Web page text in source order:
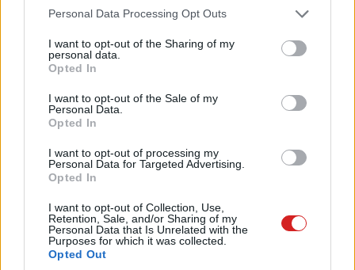
Please note that this website/app uses one or more Google
not limited to your visit or usage behaviour. You may click to
grant or deny consent to Google and its third-party tags to
use your data for below specified purposes in below Google
consent section.
Personal Data Processing Opt Outs
I want to opt-out of the Sharing of my
personal data.
Opted In
I want to opt-out of the Sale of my
Personal Data.
Opted In
I want to opt-out of processing my
Personal Data for Targeted Advertising.
Opted In
I want to opt-out of Collection, Use,
Retention, Sale, and/or Sharing of my
Personal Data that Is Unrelated with the
Purposes for which it was collected.
Opted Out
változatot.
Az M3 Ultra az Apple UltraFusion architektúráját
használja, amely két M3 Max chipet köt össze 10 000
lehetővé teszi, hogy a chipek egyetlen egységként
működjenek, ami jelentős teljesítménynövekedést
M3 Ultra az M2 Ultra teljesítményének másfélszeresét,
az M1 Ultra teljesítményének pedig akár 2,6-szorosát
nyújtja, így jó választás olyan feladatokra, mint a 3D
renderelés és a játék. Az új GPU olyan fejlett funkciókat
is tartalmaz, mint a dinamikus gyorsítótárazás, a
hardveresen gyorsított hálóárnyékolás és a